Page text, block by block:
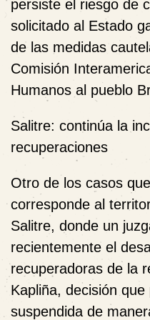
persiste el riesgo de
solicitado al Estado
de las medidas
Comisión
Humanos al pueblo
Salitre: continúa la
recuperaciones
Otro de los casos
corresponde al
Salitre, donde un
recientemente el
recuperadoras de la
Kapliña, decisión
suspendida de